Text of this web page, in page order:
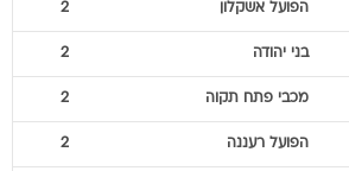
הפועל אשקלון 2
בני יהודה 2
מכבי פתח תקוה 2
הפועל רעננה 2